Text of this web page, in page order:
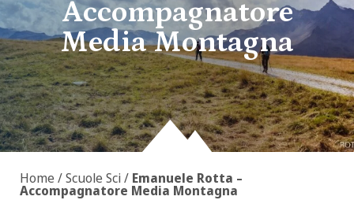
Accompagnatore
Media Montagna
Home /Scuole Sci/ Emanuele Rotta –
Accompagnatore Media Montagna